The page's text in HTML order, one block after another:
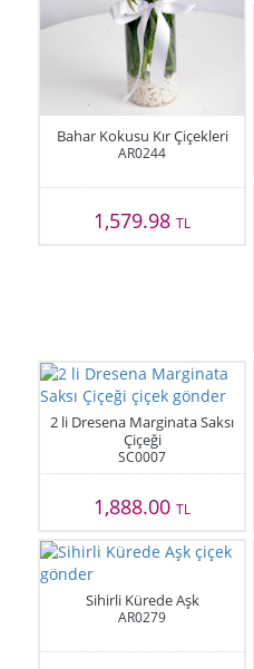
Bahar Kokusu Kır Çiçekleri
AR0244
1,579.98TL
2 li Dresena Marginata Saksı
Çiçeği
SC0007
1,888.00TL
Sihirli Kürede Aşk
AR0279